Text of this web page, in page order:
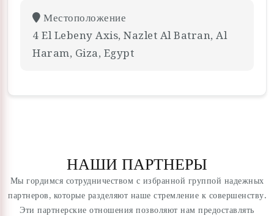
Местоположение
4 El Lebeny Axis, Nazlet Al Batran, Al
Haram, Giza, Egypt
НАШИ ПАРТНЕРЫ
Мы гордимся сотрудничеством с избранной группой надежных
партнеров, которые разделяют наше стремление к совершенству.
Эти партнерские отношения позволяют нам предоставлять